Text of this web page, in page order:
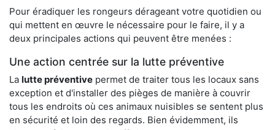
Pour éradiquer les rongeurs dérageant votre quotidien ou
qui mettent en œuvre le nécessaire pour le faire, il y a
deux principales actions qui peuvent être menées :
Une action centrée sur la lutte préventive
La lutte préventive permet de traiter tous les locaux sans
exception et d'installer des pièges de manière à couvrir
tous les endroits où ces animaux nuisibles se sentent plus
en sécurité et loin des regards. Bien évidemment, ils